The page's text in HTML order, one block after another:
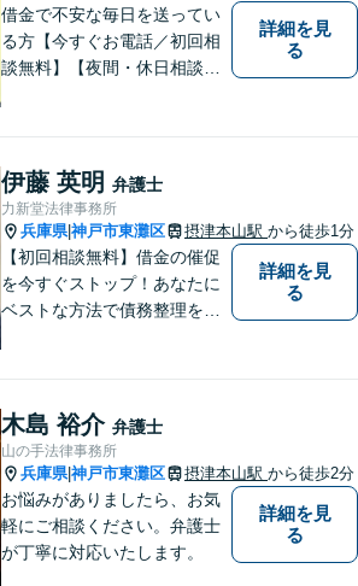
借金で不安な毎日を送ってい
る方【今すぐお電話／初回相
談無料】【夜間・休日相談
害／問題社員／クレーマー／
債務整理）借金の解決実績は1
00件以上！
詳細を見
る
伊藤 英明 弁護士
力新堂法律事務所
兵庫県|神戸市東灘区 摂津本山駅 から徒歩1分
【初回相談無料】借金の催促
を今すぐストップ！あなたに
ベストな方法で債務整理をサ
イエンスの博士号も保有）と
交渉経験が豊富な弁護士
詳細を見
る
木島 裕介 弁護士
山の手法律事務所
兵庫県|神戸市東灘区 摂津本山駅 から徒歩2分
お悩みがありましたら、お気
軽にご相談ください。弁護士
が丁寧に対応いたします。
詳細を見
る